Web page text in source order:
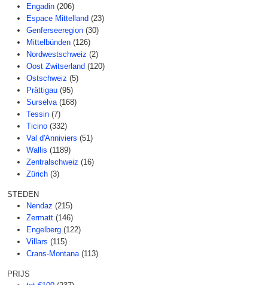
Engadin (206)
Espace Mittelland (23)
Genferseeregion (30)
Mittelbünden (126)
Nordwestschweiz (2)
Oost Zwitserland (120)
Ostschweiz (5)
Prättigau (95)
Surselva (168)
Tessin (7)
Ticino (332)
Val d'Anniviers (51)
Wallis (1189)
Zentralschweiz (16)
Zürich (3)
STEDEN
Nendaz (215)
Zermatt (146)
Engelberg (122)
Villars (115)
Crans-Montana (113)
PRIJS